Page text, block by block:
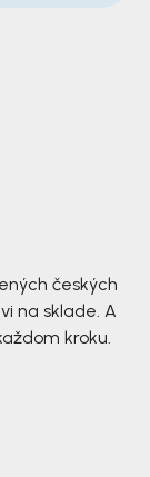
českých
na sklade. A
kroku.